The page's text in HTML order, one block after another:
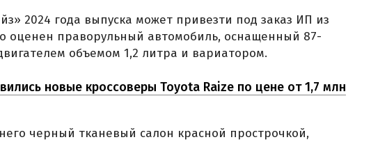
2024 года выпуска может привезти под заказ ИП из
оценен праворульный автомобиль, оснащенный 87-
объемом 1,2 литра и вариатором.
новые кроссоверы Toyota Raize по цене от 1,7 млн
черный тканевый салон красной прострочкой,